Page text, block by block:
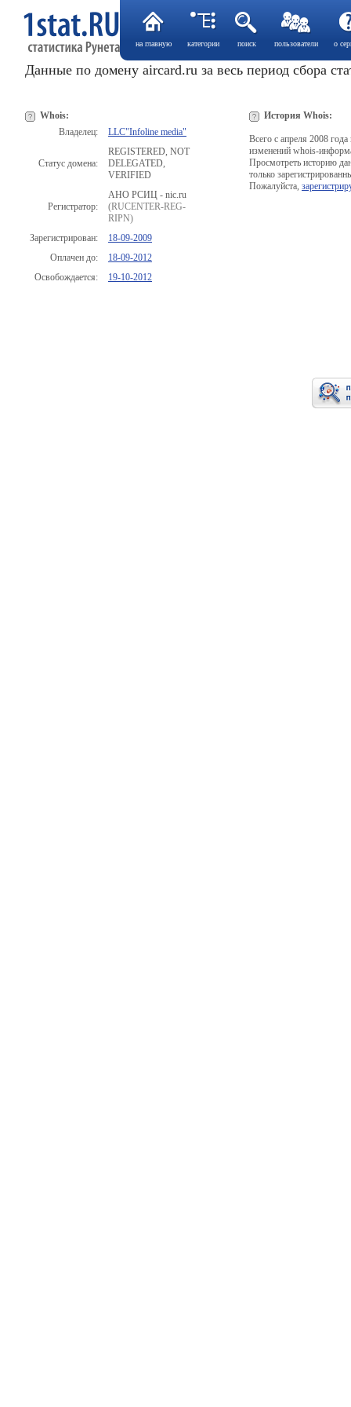
на главную категории поиск пользователи о
Данные по домену aircard.ru за весь период сбора
Whois:
Владелец:
LLC"Infoline media"
Статус домена:
REGISTERED, NOT
DELEGATED,
VERIFIED
Регистратор:
АНО РСИЦ - nic.ru
(RUCENTER-REG-
RIPN)
Зарегистрирован:
18-09-2009
Оплачен до:
18-09-2012
Освобождается:
19-10-2012
История Whois:
Всего с апреля 2008
изменений whois-
Просмотреть историю
только
Пожалуйста,